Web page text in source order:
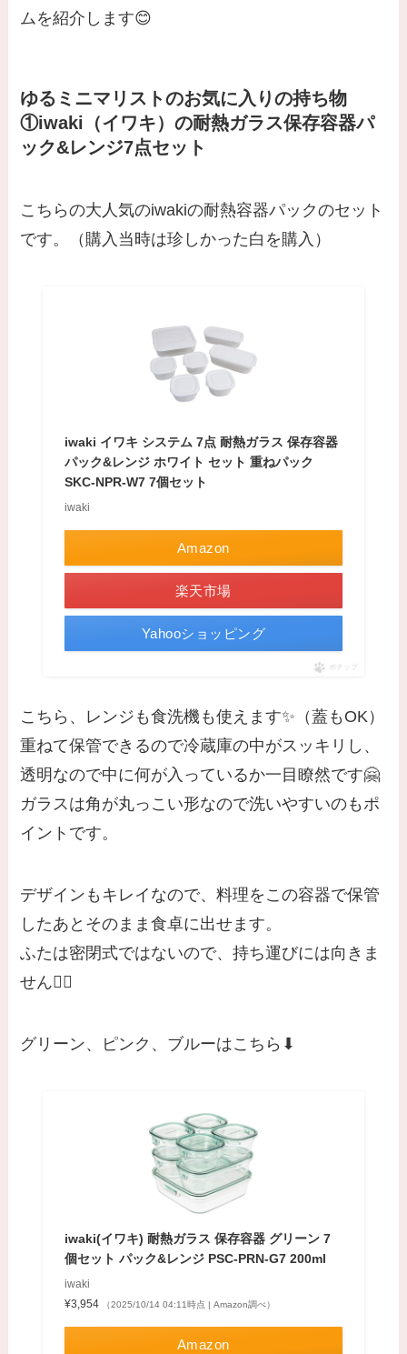
ムを紹介します😊
ゆるミニマリストのお気に入りの持ち物
①iwaki（イワキ）の耐熱ガラス保存容器パ
ック&レンジ7点セット
こちらの大人気のiwakiの耐熱容器パックのセット
です。（購入当時は珍しかった白を購入）
iwaki イワキ システム 7点 耐熱ガラス 保存容器
パック&レンジ ホワイト セット 重ねパック
SKC-NPR-W7 7個セット
iwaki
Amazon
楽天市場
Yahooショッピング
ポチップ
こちら、レンジも食洗機も使えます✨（蓋もOK）
重ねて保管できるので冷蔵庫の中がスッキリし、
透明なので中に何が入っているか一目瞭然です🤗
ガラスは角が丸っこい形なので洗いやすいのもポ
イントです。
デザインもキレイなので、料理をこの容器で保管
したあとそのまま食卓に出せます。
ふたは密閉式ではないので、持ち運びには向きま
せん🙅‍♂️
グリーン、ピンク、ブルーはこちら⬇
iwaki(イワキ) 耐熱ガラス 保存容器 グリーン 7
個セット パック&レンジ PSC-PRN-G7 200ml
iwaki
¥3,954
（2025/10/14 04:11時点 | Amazon調べ）
Amazon